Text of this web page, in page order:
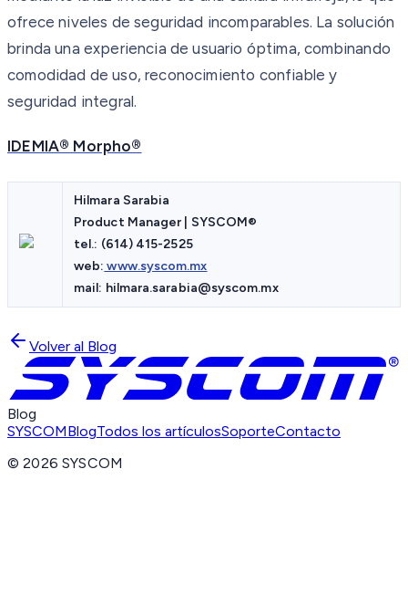
ofrece niveles de seguridad incomparables. La solución
brinda una experiencia de usuario óptima, combinando
comodidad de uso, reconocimiento confiable y
seguridad integral.
IDEMIA® Morpho®
Hilmara Sarabia
Product Manager | SYSCOM®
tel.: (614) 415-2525
web: www.syscom.mx
mail: hilmara.sarabia@syscom.mx
Volver al Blog
Blog
SYSCOMBlogTodos los artículosSoporteContacto
©2026 SYSCOM